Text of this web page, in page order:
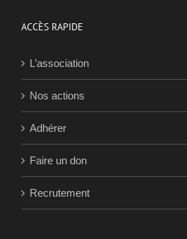
ACCÈS RAPIDE
L’association
Nos actions
Adhérer
Faire un don
Recrutement